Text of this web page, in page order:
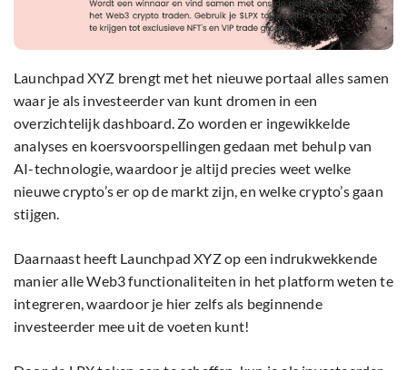
Launchpad XYZ brengt met het nieuwe portaal alles samen
waar je als investeerder van kunt dromen in een
overzichtelijk dashboard. Zo worden er ingewikkelde
analyses en koersvoorspellingen gedaan met behulp van
AI-technologie, waardoor je altijd precies weet welke
nieuwe crypto’s er op de markt zijn, en welke crypto’s gaan
stijgen.
Daarnaast heeft Launchpad XYZ op een indrukwekkende
manier alle Web3 functionaliteiten in het platform weten te
integreren, waardoor je hier zelfs als beginnende
investeerder mee uit de voeten kunt!